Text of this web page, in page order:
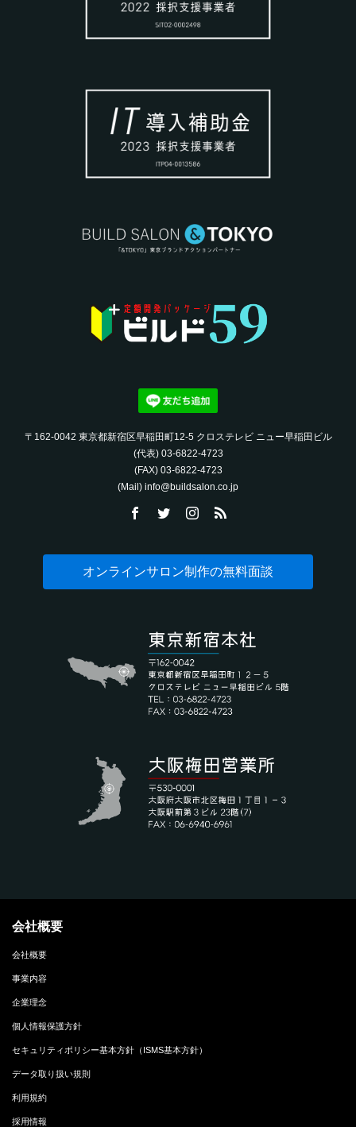
〒162-0042 東京都新宿区早稲田町12-5 クロステレビ ニュー早稲田ビル
(代表) 03-6822-4723‬
(FAX) 03-6822-4723‬
(Mail) info@buildsalon.co.jp
オンラインサロン制作の無料面談
会社概要
会社概要
事業内容
企業理念
個人情報保護方針
セキュリティポリシー基本方針（ISMS基本方針）
データ取り扱い規則
利用規約
採用情報